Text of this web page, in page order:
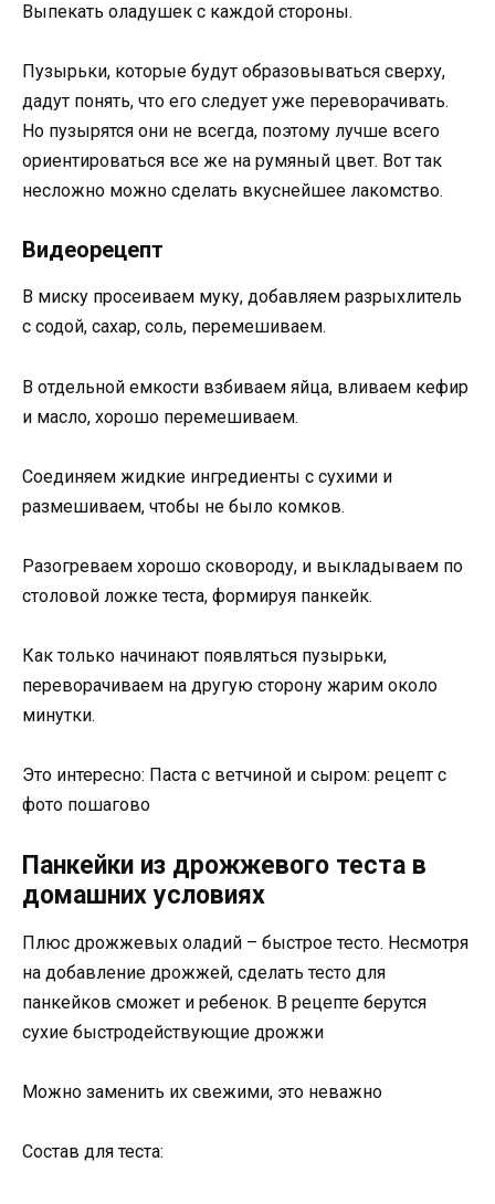
Выпекать оладушек с каждой стороны.
Пузырьки, которые будут образовываться сверху,
дадут понять, что его следует уже переворачивать.
Но пузырятся они не всегда, поэтому лучше всего
ориентироваться все же на румяный цвет. Вот так
несложно можно сделать вкуснейшее лакомство.
Видеорецепт
В миску просеиваем муку, добавляем разрыхлитель
с содой, сахар, соль, перемешиваем.
В отдельной емкости взбиваем яйца, вливаем кефир
и масло, хорошо перемешиваем.
Соединяем жидкие ингредиенты с сухими и
размешиваем, чтобы не было комков.
Разогреваем хорошо сковороду, и выкладываем по
столовой ложке теста, формируя панкейк.
Как только начинают появляться пузырьки,
переворачиваем на другую сторону жарим около
минутки.
Это интересно: Паста с ветчиной и сыром: рецепт с
фото пошагово
Панкейки из дрожжевого теста в
домашних условиях
Плюс дрожжевых оладий – быстрое тесто. Несмотря
на добавление дрожжей, сделать тесто для
панкейков сможет и ребенок. В рецепте берутся
сухие быстродействующие дрожжи
Можно заменить их свежими, это неважно
Состав для теста: